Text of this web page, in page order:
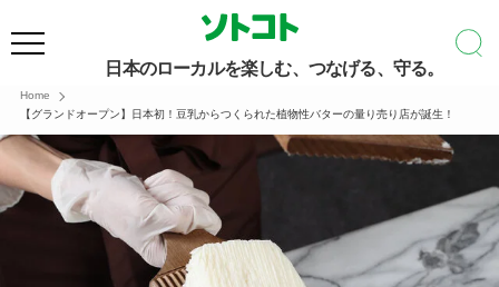
日本のローカルを楽しむ、つなげる、守る。
Home
【グランドオープン】日本初！豆乳からつくられた植物性バターの量り売り店が誕生！